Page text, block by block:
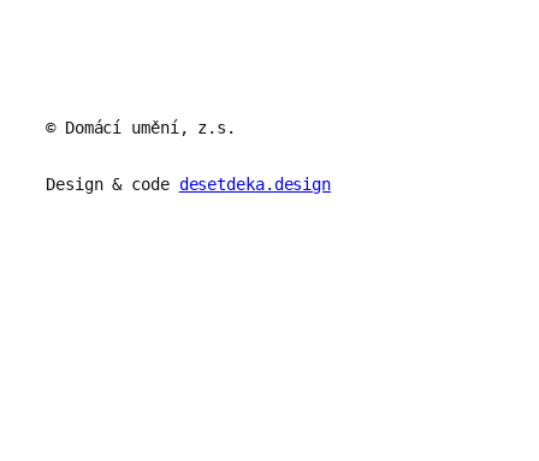
© Domácí umění, z.s.
Design & code desetdeka.design